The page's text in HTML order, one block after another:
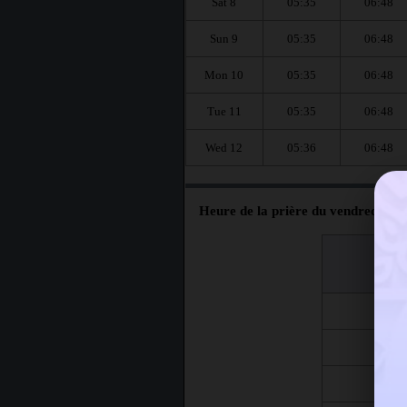
Sun 9 05:35 06:48
Mon 10 05:35 06:48
Tue 11 05:35 06:48
Wed 12 05:36 06:48
Heure de la prière du vendredi à